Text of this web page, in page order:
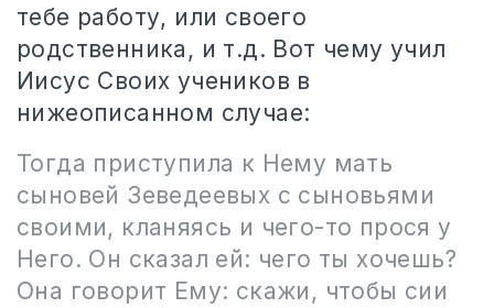
тебе работу, или своего
родственника, и т.д. Вот чему учил
Иисус Своих учеников в
нижеописанном случае:
Тогда приступила к Нему мать
сыновей Зеведеевых с сыновьями
своими, кланяясь и чего-то прося у
Него. Он сказал ей: чего ты хочешь?
Она говорит Ему: скажи, чтобы сии